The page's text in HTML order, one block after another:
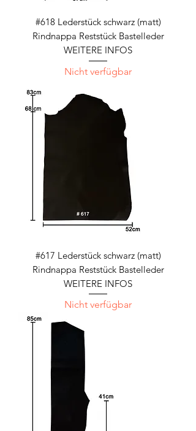
#618 Lederstück schwarz (matt)
Rindnappa Reststück Bastelleder
WEITERE INFOS
Nicht verfügbar
#617 Lederstück schwarz (matt)
Rindnappa Reststück Bastelleder
WEITERE INFOS
Nicht verfügbar